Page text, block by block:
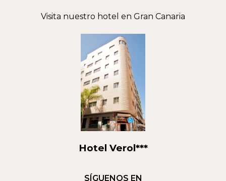
Visita nuestro hotel en Gran Canaria
Hotel Verol***
SÍGUENOS EN